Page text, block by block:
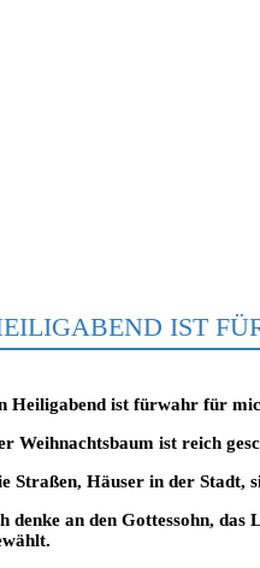
IST
Heiligabend ist fürwahr für
Weihnachtsbaum ist reich
Straßen, Häuser in der Stadt,
denke an den Gottessohn, das